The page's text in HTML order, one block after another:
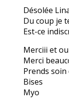
Désolée
Du coup je
Est-ce
Merciii et
Merci
Prends
Bises
Myo